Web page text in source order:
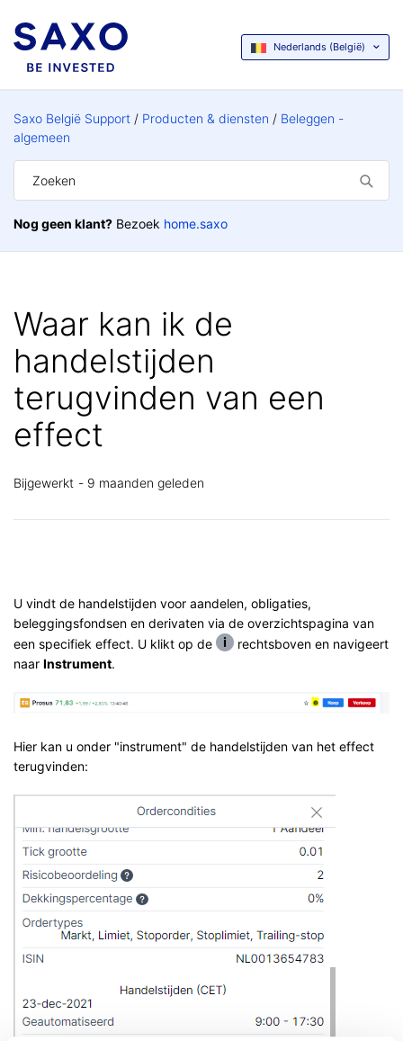
Nederlands (België)
Saxo België Support Producten & diensten
Beleggen -
algemeen
Nog geen klant? Bezoek home.saxo
Waar kan ik de
handelstijden
terugvinden van een
effect
Bijgewerkt 9 maanden geleden
U vindt de handelstijden voor aandelen, obligaties,
beleggingsfondsen en derivaten via de overzichtspagina van
een specifiek effect. U klikt op de
rechtsboven en navigeert
naar Instrument.
Hier kan u onder "instrument" de handelstijden van het effect
terugvinden: